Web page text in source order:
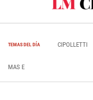
TEMAS DEL DÍA CIPOLLETTI
MAS E